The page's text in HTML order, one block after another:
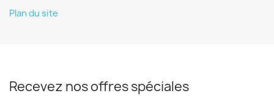
Plan du site
Recevez nos offres spéciales